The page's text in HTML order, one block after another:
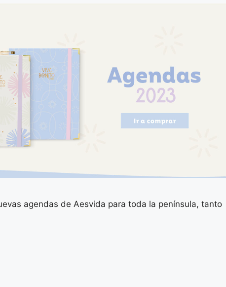
agendas de Aesvida para toda la península, tanto